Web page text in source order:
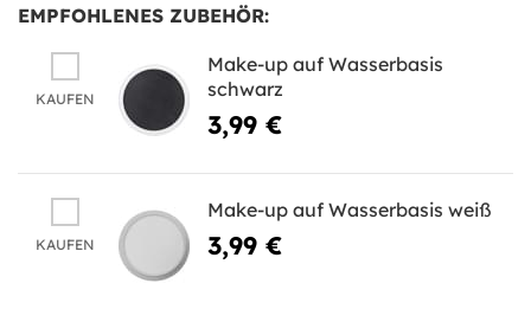
EMPFOHLENES ZUBEHÖR:
KAUFEN
Make-up auf Wasserbasis
schwarz
3,99 €
KAUFEN
Make-up auf Wasserbasis weiß
3,99 €